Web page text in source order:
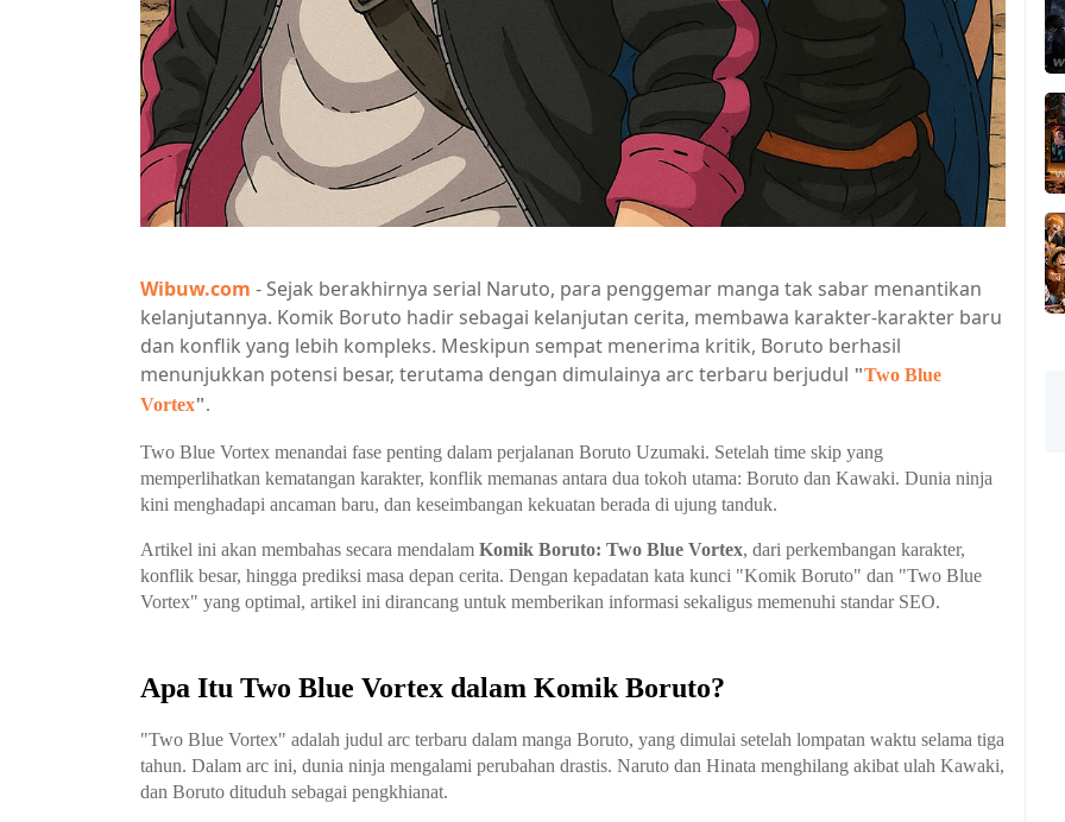
Wibuw.com - Sejak berakhirnya serial Naruto, para penggemar manga tak sabar menantikan
kelanjutannya. Komik Boruto hadir sebagai kelanjutan cerita, membawa karakter-karakter baru
dan konflik yang lebih kompleks. Meskipun sempat menerima kritik, Boruto berhasil
menunjukkan potensi besar, terutama dengan dimulainya arc terbaru berjudul "Two Blue
Vortex".
Two Blue Vortex menandai fase penting dalam perjalanan Boruto Uzumaki. Setelah time skip yang
memperlihatkan kematangan karakter, konflik memanas antara dua tokoh utama: Boruto dan Kawaki. Dunia ninja
kini menghadapi ancaman baru, dan keseimbangan kekuatan berada di ujung tanduk.
Artikel ini akan membahas secara mendalam Komik Boruto: Two Blue Vortex, dari perkembangan karakter,
konflik besar, hingga prediksi masa depan cerita. Dengan kepadatan kata kunci "Komik Boruto" dan "Two Blue
Vortex" yang optimal, artikel ini dirancang untuk memberikan informasi sekaligus memenuhi standar SEO.
Apa Itu Two Blue Vortex dalam Komik Boruto?
"Two Blue Vortex" adalah judul arc terbaru dalam manga Boruto, yang dimulai setelah lompatan waktu selama tiga
tahun. Dalam arc ini, dunia ninja mengalami perubahan drastis. Naruto dan Hinata menghilang akibat ulah Kawaki,
dan Boruto dituduh sebagai pengkhianat.